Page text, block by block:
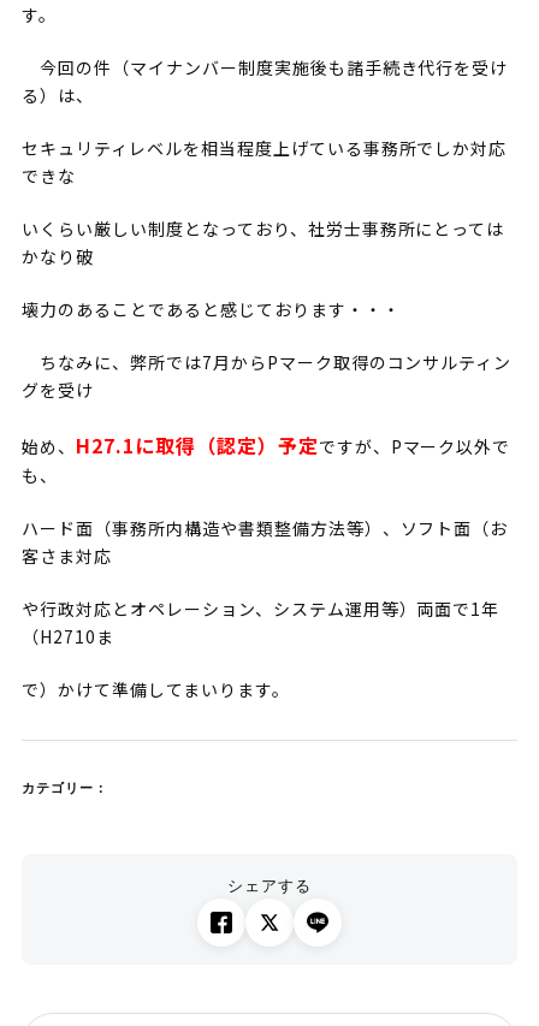
す。
今回の件（マイナンバー制度実施後も諸手続き代行を受け
る）は、
セキュリティレベルを相当程度上げている事務所でしか対応
できな
いくらい厳しい制度となっており、社労士事務所にとっては
かなり破
壊力のあることであると感じております・・・
ちなみに、弊所では7月からPマーク取得のコンサルティン
グを受け
始め、 H27.1に取得（認定）予定ですが、Pマーク以外で
も、
ハード面（事務所内構造や書類整備方法等）、ソフト面（お
客さま対応
や行政対応とオペレーション、システム運用等）両面で1年
（H2710ま
で）かけて準備してまいります。
カテゴリー：
シェアする